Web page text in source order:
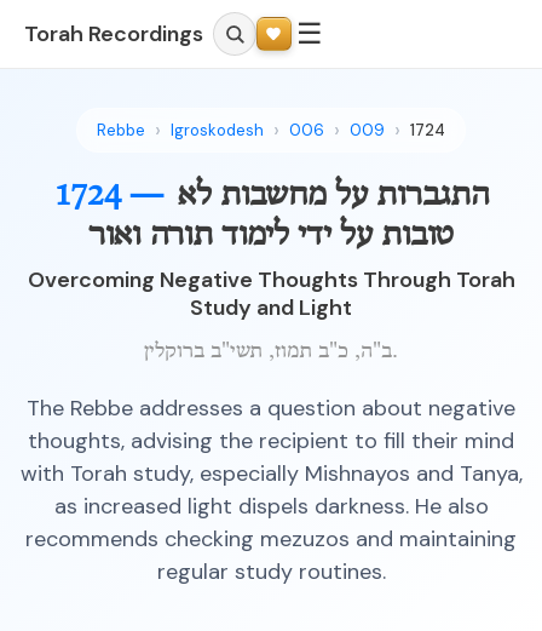
Torah Recordings ☰
Rebbe Igroskodesh 006 009 1724
1724 — התגברות על מחשבות לא
טובות על ידי לימוד תורה ואור
Overcoming Negative Thoughts Through Torah
Study and Light
ב"ה, כ"ב תמוז, תשי"ב ברוקלין.
The Rebbe addresses a question about negative
thoughts, advising the recipient to fill their mind
with Torah study, especially Mishnayos and Tanya,
as increased light dispels darkness. He also
recommends checking mezuzos and maintaining
regular study routines.